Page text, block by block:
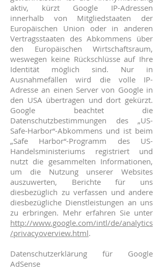
aktiv, kürzt Google IP-Adressen
innerhalb von Mitgliedstaaten der
Europäischen Union oder in anderen
Vertragsstaaten des Abkommens über
den Europäischen Wirtschaftsraum,
weswegen keine Rückschlüsse auf Ihre
Identität möglich sind. Nur in
Ausnahmefällen wird die volle IP-
Adresse an einen Server von Google in
den USA übertragen und dort gekürzt.
Google beachtet die
Datenschutzbestimmungen des „US-
Safe-Harbor“-Abkommens und ist beim
„Safe Harbor“-Programm des US-
Handelsministeriums registriert und
nutzt die gesammelten Informationen,
um die Nutzung unserer Websites
auszuwerten, Berichte für uns
diesbezüglich zu verfassen und andere
diesbezügliche Dienstleistungen an uns
zu erbringen. Mehr erfahren Sie unter
http://www.google.com/intl/de/analytics
/privacyoverview.html.
Datenschutzerklärung für Google
AdSense